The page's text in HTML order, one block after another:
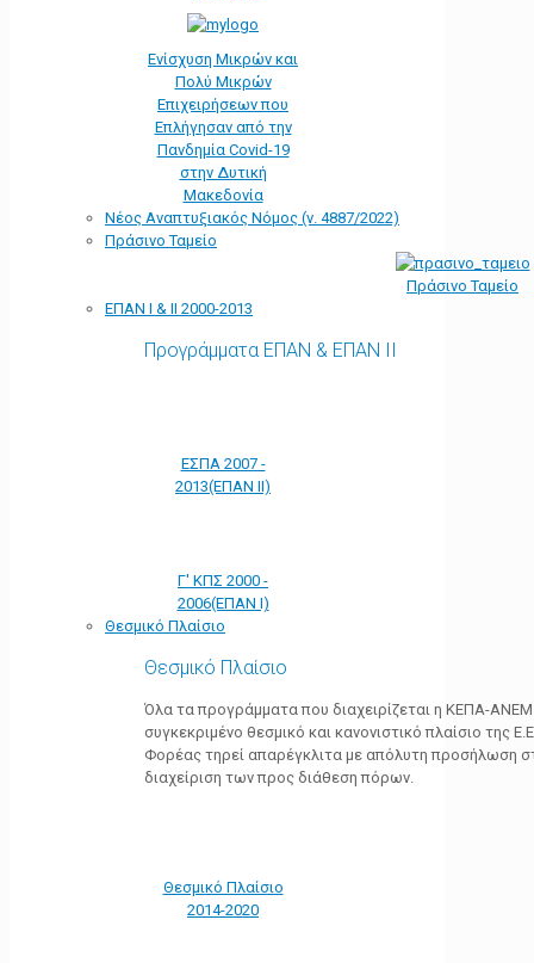
Ενίσχυση Μικρών και
Πολύ Μικρών
Επιχειρήσεων που
Επλήγησαν από την
Πανδημία Covid-19
στην Δυτική
Μακεδονία
Νέος Αναπτυξιακός Νόμος (ν. 4887/2022)
Πράσινο Ταμείο
Πράσινο Ταμείο
ΕΠΑΝ Ι & ΙΙ 2000-2013
Προγράμματα ΕΠΑΝ & ΕΠΑΝ ΙΙ
ΕΣΠΑ 2007 -
2013(ΕΠΑΝ ΙΙ)
Γ' ΚΠΣ 2000 -
2006(ΕΠΑΝ Ι)
Θεσμικό Πλαίσιο
Θεσμικό Πλαίσιο
Όλα τα προγράμματα που διαχειρίζεται η ΚΕΠΑ-
συγκεκριμένο θεσμικό και κανονιστικό πλαίσιο της
Φορέας τηρεί απαρέγκλιτα με απόλυτη προσήλωση
διαχείριση των προς διάθεση πόρων.
Θεσμικό Πλαίσιο
2014-2020